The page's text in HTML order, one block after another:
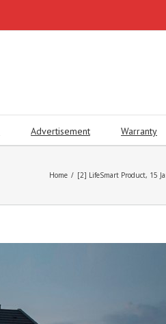
Advertisement Warranty
Home / [2] LifeSmart Product, 15